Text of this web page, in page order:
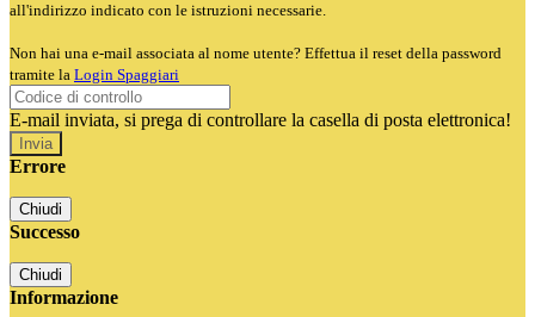
all'indirizzo indicato con le istruzioni necessarie.
Non hai una e-mail associata al nome utente? Effettua il reset della password
tramite la Login Spaggiari
E-mail inviata, si prega di controllare la casella di posta elettronica!
Errore
Chiudi
Successo
Chiudi
Informazione